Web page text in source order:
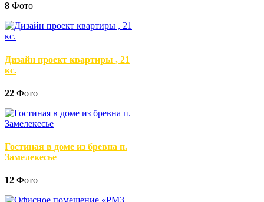
8 Фото
Дизайн проект квартиры , 21
кс.
22 Фото
Гостиная в доме из бревна п.
Замелекесье
12 Фото